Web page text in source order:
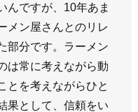
んですが、10年あま
メン屋さんとのリレ
部分です。ラーメン
は常に考えながら動
とを考えながらひと
果として、信頼をい